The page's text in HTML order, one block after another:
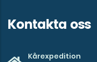
Kontakta oss
Kårexpedition